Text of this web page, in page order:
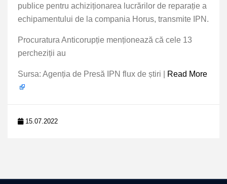
publice pentru achiziționarea lucrărilor de reparație a
echipamentului de la compania Horus, transmite IPN.
Procuratura Anticorupție menționează că cele 13
percheziții au
Sursa: Agenția de Presă IPN flux de știri | Read More
15.07.2022